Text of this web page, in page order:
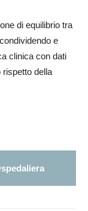
di equilibrio tra
e
clinica con dati
della